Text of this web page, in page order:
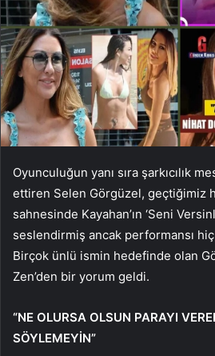
Oyunculuğun yanı sıra şarkıcılık
ettiren Selen Görgüzel, geçtiğimiz
sahnesinde Kayahan’ın ‘Seni
seslendirmiş ancak performansı
Birçok ünlü ismin hedefinde olan
Zen’den bir yorum geldi.
“NE OLURSA OLSUN PARAYI
SÖYLEMEYİN”